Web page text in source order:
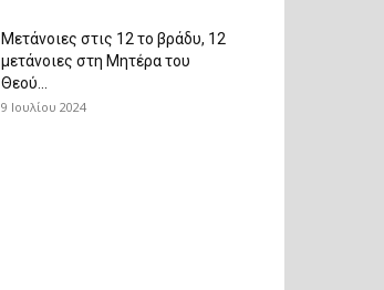
Μετάνοιες στις 12 το βράδυ, 12
μετάνοιες στη Μητέρα του
Θεού...
9 Ιουλίου 2024